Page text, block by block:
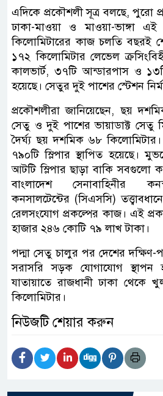
এদিকে প্রকৌশলী সূত্র বলছে, পুরো
ঢাকা-মাওয়া ও মাওয়া-ভাঙ্গা
কিলোমিটারের কাজ চলতি বছরই
১৭২ কিলোমিটার লেভেল
কালভার্ট, ৩৭টি আন্ডারপাস ও
হয়েছে। সেতুর দুই পাশের স্টেশন
প্রকৌশলীরা জানিয়েছেন, ছয়
সেতু ও দুই পাশের ভায়াডাক্ট সেতু
দৈর্ঘ্য ছয় দশমিক ৬৮
৭৯০টি স্লিপার স্থাপিত হয়েছে।
আটটি স্লিপার ছাড়া বাকি সবগুলো
বাংলাদেশ সেনাবাহিনীর
কনসালটেন্টের (সিএসসি)
রেলসংযোগ প্রকল্পের কাজ। এই
হাজার ২৪৬ কোটি ৭৯ লাখ টাকা।
পদ্মা সেতু চালুর পর দেশের দক্ষিণ-
সরাসরি সড়ক যোগাযোগ স্থাপন
যাতায়াতে রাজধানী ঢাকা থেকে
কিলোমিটার।
নিউজটি শেয়ার করুন